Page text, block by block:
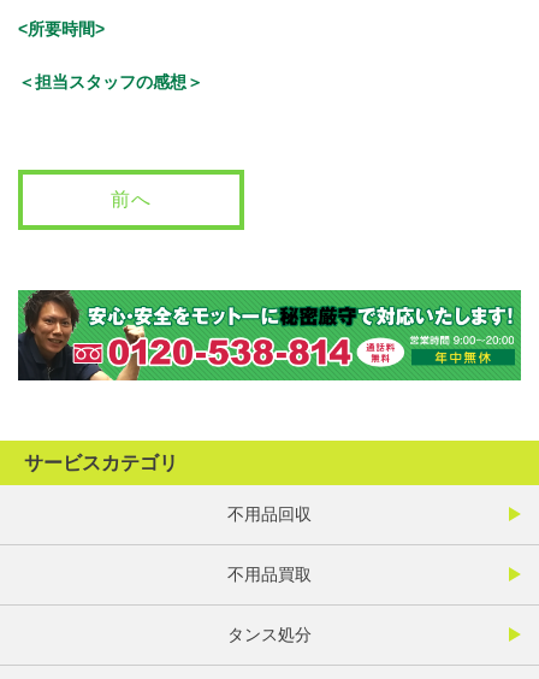
<所要時間>
＜担当スタッフの感想＞
前へ
サービスカテゴリ
不用品回収
不用品買取
タンス処分